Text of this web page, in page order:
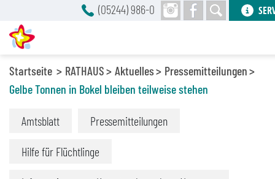
Startseite RATHAUS Aktuelles
Pressemitteilungen
Gelbe Tonnen in Bokel bleiben teilweise stehen
Amtsblatt Pressemitteilungen
Hilfe für Flüchtlinge
(05244) 986-0